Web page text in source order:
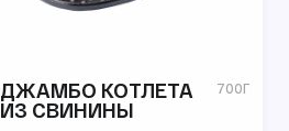
ДЖАМБО КОТЛЕТА
ИЗ СВИНИНЫ
700Г